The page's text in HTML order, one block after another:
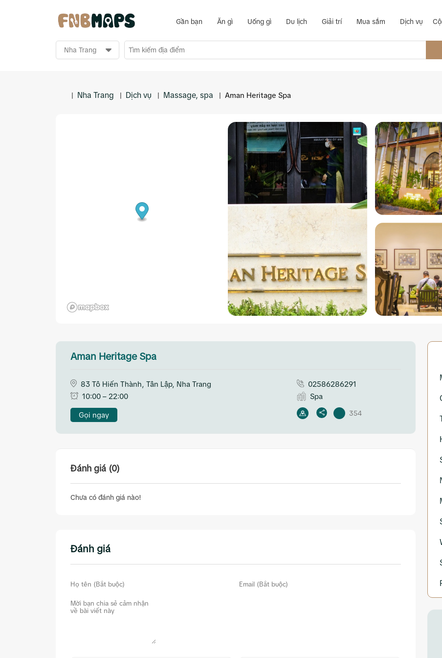
Gần bạn Ăn gì Uống gì Du lịch Giải trí Mua sắm Dịch vụ
| Nha Trang | Dịch vụ | Massage, spa | Aman Heritage Spa
Aman Heritage Spa
83 Tô Hiến Thành, Tân Lập, Nha Trang
02586286291
10:00 – 22:00
Spa
Gọi ngay 354
Đánh giá (0)
Chưa có đánh giá nào!
Đánh giá